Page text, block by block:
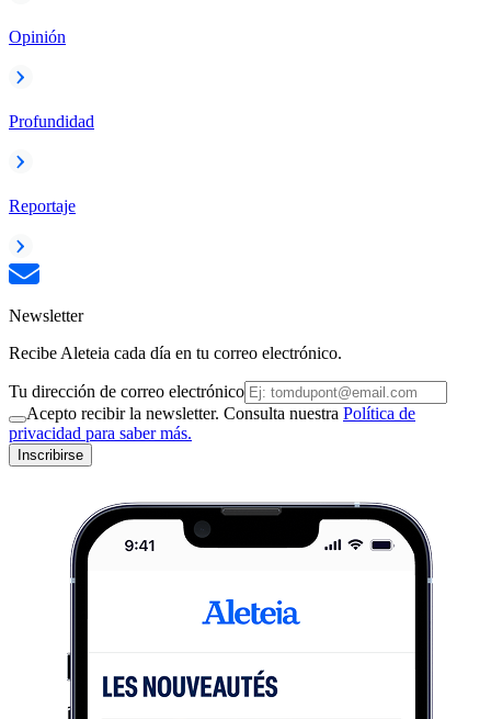
Opinión
Profundidad
Reportaje
Newsletter
Recibe Aleteia cada día en tu correo electrónico.
Tu dirección de correo electrónico
Acepto recibir la newsletter. Consulta nuestra Política de
privacidad para saber más.
Inscribirse